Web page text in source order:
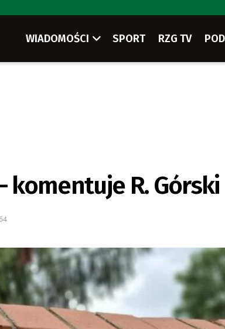
WIADOMOŚCI SPORT RZG TV
komentuje R. Górski